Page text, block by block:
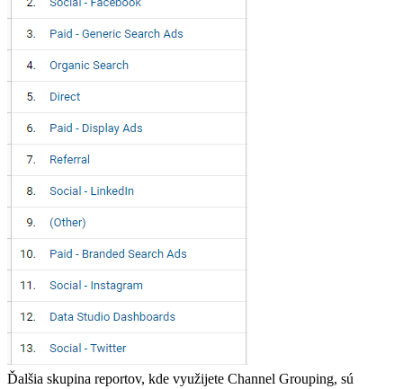
Ďalšia skupina reportov, kde využijete Channel Grouping, sú